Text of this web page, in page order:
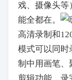
戏、摄像头等
能全都在。
高清录制和
模式可以同时
制中用画笔、